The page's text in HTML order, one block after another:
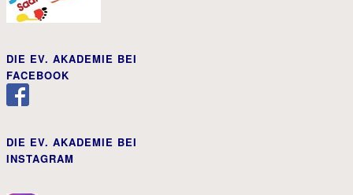
DIE EV. AKADEMIE BEI
FACEBOOK
DIE EV. AKADEMIE BEI
INSTAGRAM